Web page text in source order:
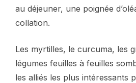
au déjeuner, une poignée
collation.
Les myrtilles, le curcuma, les
légumes feuilles à feuilles
les alliés les plus intéressants